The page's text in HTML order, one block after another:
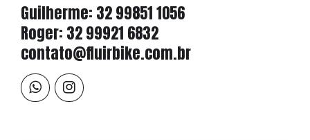
Guilherme: 32 99851 1056
Roger: 32 99921 6832
contato@fluirbike.com.br